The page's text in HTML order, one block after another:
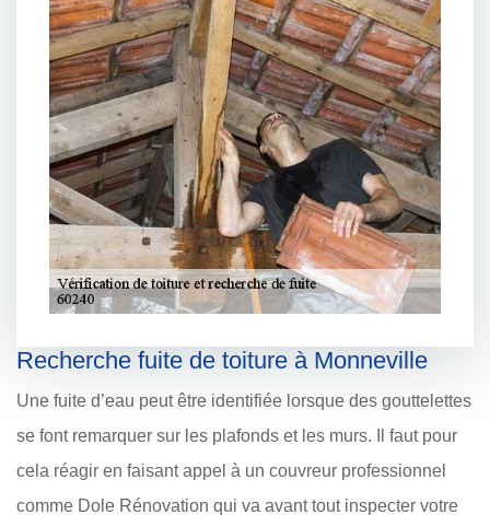
Recherche fuite de toiture à Monneville
Une fuite d’eau peut être identifiée lorsque des gouttelettes
se font remarquer sur les plafonds et les murs. Il faut pour
cela réagir en faisant appel à un couvreur professionnel
comme Dole Rénovation qui va avant tout inspecter votre